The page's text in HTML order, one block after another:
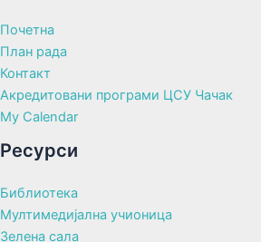
Почетна
План рада
Контакт
Акредитовани програми ЦСУ Чачак
My Calendar
Ресурси
Библиотека
Мултимедијална учионица
Зелена сала